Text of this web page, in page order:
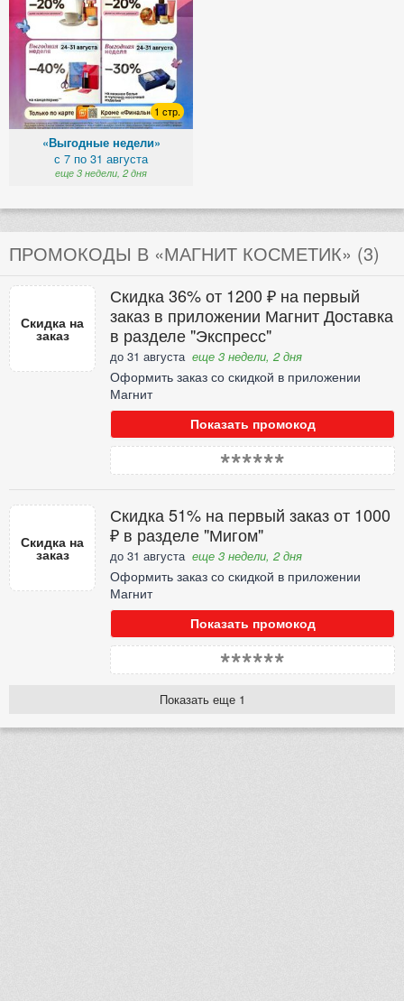
1 стр.
«Выгодные недели»
с 7 по 31 августа
еще 3 недели, 2 дня
ПРОМОКОДЫ В «МАГНИТ КОСМЕТИК» (3)
Скидка на
заказ
Скидка 36% от 1200 ₽ на первый
заказ в приложении Магнит Доставка
в разделе "Экспресс"
до 31 августа еще 3 недели, 2 дня
Оформить заказ со скидкой в приложении
Магнит
Показать промокод
******
Скидка на
заказ
Скидка 51% на первый заказ от 1000
₽ в разделе "Мигом"
до 31 августа еще 3 недели, 2 дня
Оформить заказ со скидкой в приложении
Магнит
Показать промокод
******
Показать еще 1